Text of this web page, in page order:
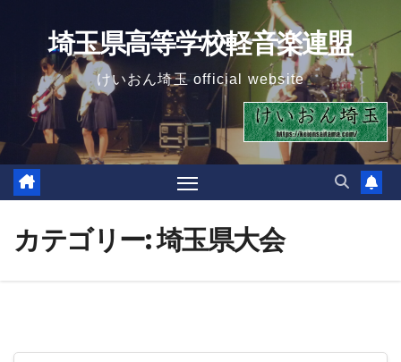
content
埼玉県高等学校軽音楽連盟
けいおん埼玉 official website
カテゴリー:埼玉県大会